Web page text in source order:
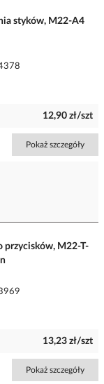
styków, M22-A4
12,90 zł/szt
Pokaż szczegóły
przycisków, M22-T-
13,23 zł/szt
Pokaż szczegóły